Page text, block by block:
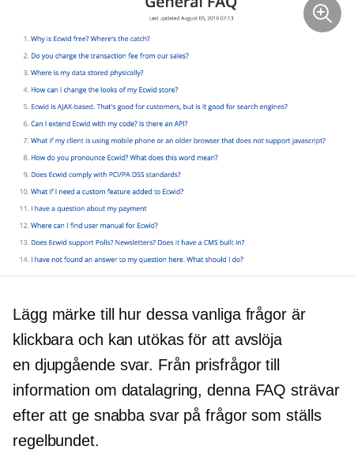
Lägg märke till hur dessa vanliga frågor är
klickbara och kan utökas för att avslöja
en djupgåendesvar. Från prisfrågor till
information om datalagring, denna FAQ strävar
efter att ge snabba svar på frågor som ställs
regelbundet.